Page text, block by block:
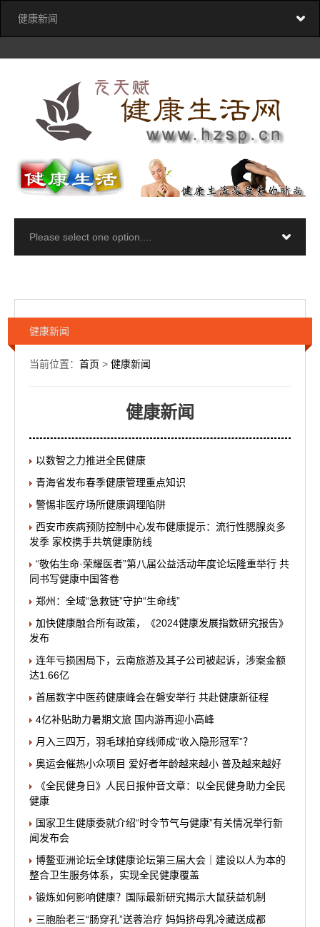
健康新闻
当前位置： 首页 > 健康新闻
健康新闻
以数智之力推进全民健康
青海省发布春季健康管理重点知识
警惕非医疗场所健康调理陷阱
西安市疾病预防控制中心发布健康提示：流行性腮腺炎多
发季 家校携手共筑健康防线
“敬佑生命·荣耀医者”第八届公益活动年度论坛隆重举行 共
同书写健康中国答卷
郑州：全域“急救链”守护“生命线”
加快健康融合所有政策，《2024健康发展指数研究报告》
发布
连年亏损困局下，云南旅游及其子公司被起诉，涉案金额
达1.66亿
首届数字中医药健康峰会在磐安举行 共赴健康新征程
4亿补贴助力暑期文旅 国内游再迎小高峰
月入三四万，羽毛球拍穿线师成“收入隐形冠军”？
奥运会催热小众项目 爱好者年龄越来越小 普及越来越好
《全民健身日》人民日报仲音文章：以全民健身助力全民
健康
国家卫生健康委就介绍“时令节气与健康”有关情况举行新
闻发布会
博鳌亚洲论坛全球健康论坛第三届大会｜建设以人为本的
整合卫生服务体系，实现全民健康覆盖
锻炼如何影响健康？国际最新研究揭示大鼠获益机制
三胞胎老三“肠穿孔”送蓉治疗 妈妈挤母乳冷藏送成都